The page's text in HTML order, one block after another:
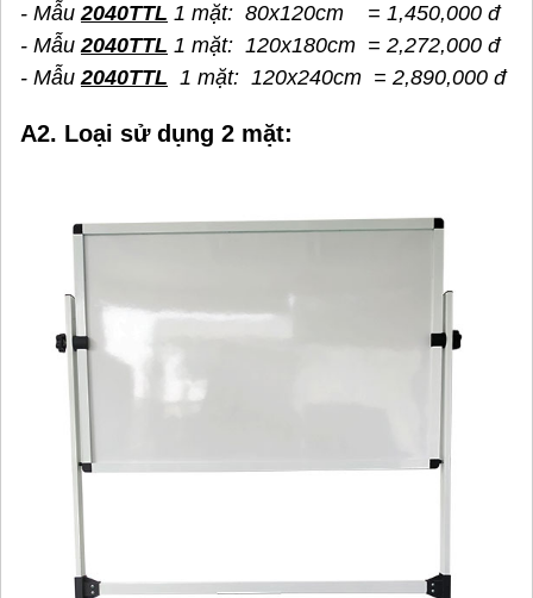
- Mẫu2040TTL 1 mặt: 80x120cm = 1,450,000 đ
- Mẫu2040TTL 1 mặt: 120x180cm = 2,272,000 đ
- Mẫu2040TTL 1 mặt: 120x240cm = 2,890,000 đ
A2. Loại sử dụng 2 mặt: